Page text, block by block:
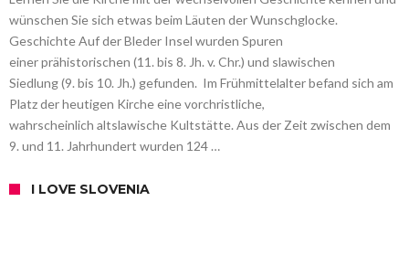
wünschen Sie sich etwas beim Läuten der Wunschglocke.
Geschichte Auf der Bleder Insel wurden Spuren
einer prähistorischen (11. bis 8. Jh. v. Chr.) und slawischen
Siedlung (9. bis 10. Jh.) gefunden. Im Frühmittelalter befand sich am
Platz der heutigen Kirche eine vorchristliche,
wahrscheinlich altslawische Kultstätte. Aus der Zeit zwischen dem
9. und 11. Jahrhundert wurden 124 …
I LOVE SLOVENIA